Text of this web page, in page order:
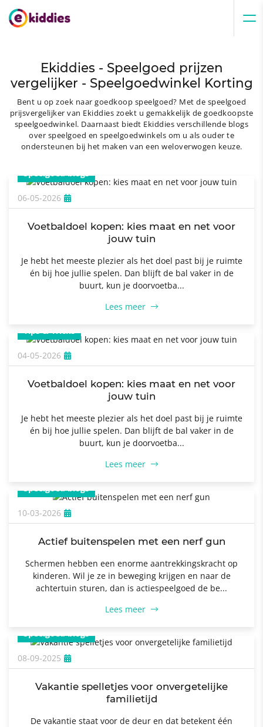
Ekiddies - Speelgoed prijzen
vergelijker - Speelgoedwinkel Korting
Bent u op zoek naar goedkoop speelgoed? Met de speelgoed
prijsvergelijker van Ekiddies zoekt u gemakkelijk de goedkoopste
speelgoedwinkel. Daarnaast biedt Ekiddies verschillende blogs
over speelgoed en speelgoedwinkels om u als ouder te
ondersteunen bij het maken van een weloverwogen keuze.
Speelgoed blogs
06-05-2026
Voetbaldoel kopen: kies maat en net voor
jouw tuin
Je hebt het meeste plezier als het doel past bij je ruimte
én bij hoe jullie spelen. Dan blijft de bal vaker in de
buurt, kun je doorvoetba...
Lees meer
Tips & Tricks
04-05-2026
Voetbaldoel kopen: kies maat en net voor
jouw tuin
Je hebt het meeste plezier als het doel past bij je ruimte
én bij hoe jullie spelen. Dan blijft de bal vaker in de
buurt, kun je doorvoetba...
Lees meer
Speelgoed blogs
10-03-2026
Actief buitenspelen met een nerf gun
Schermen hebben een enorme aantrekkingskracht op
kinderen. Wil je ze in beweging krijgen en naar de
achtertuin sturen, dan is actiespeelgoed de be...
Lees meer
Speelgoed blogs
08-09-2025
Vakantie spelletjes voor onvergetelijke
familietijd
De vakantie staat voor de deur en dat betekent één